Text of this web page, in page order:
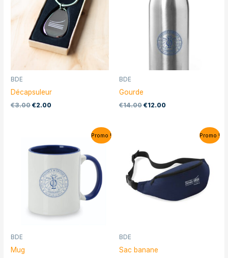
BDE
Décapsuleur
€3.00 €2.00
BDE
Gourde
€14.00 €12.00
Promo !
BDE
Mug
Promo !
BDE
Sac banane